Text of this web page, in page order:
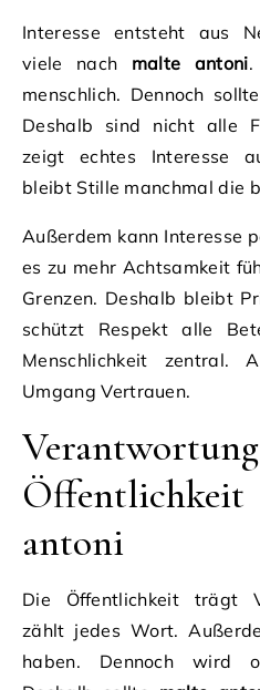
Interesse entsteht aus
viele nach malte antoni.
menschlich. Dennoch
Deshalb sind nicht alle
zeigt echtes Interesse
bleibt Stille manchmal die
Außerdem kann Interesse
es zu mehr Achtsamkeit
Grenzen. Deshalb bleibt
schützt Respekt alle
Menschlichkeit zentral.
Umgang Vertrauen.
antoni
Die Öffentlichkeit trägt
zählt jedes Wort.
haben. Dennoch wird